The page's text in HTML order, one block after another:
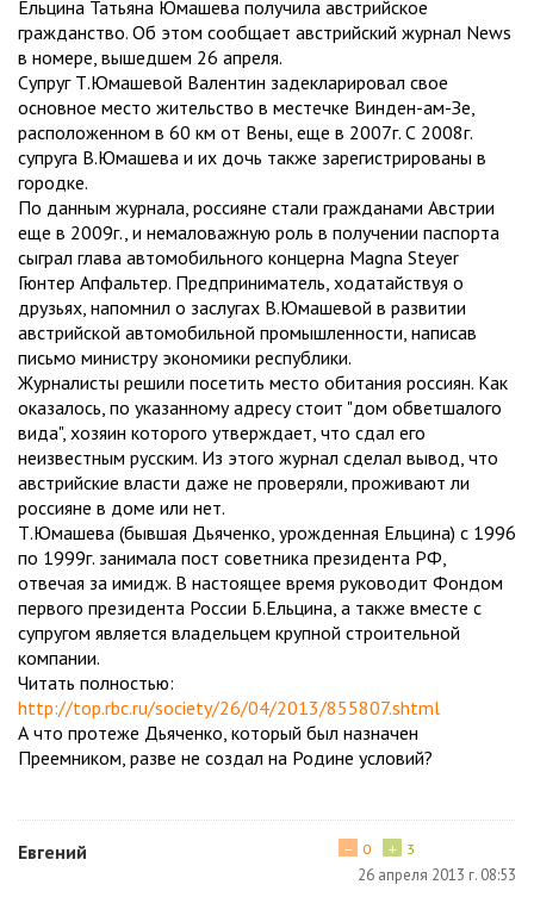
Ельцина Татьяна Юмашева получила австрийское
гражданство. Об этом сообщает австрийский журнал News
в номере, вышедшем 26 апреля.
Супруг Т.Юмашевой Валентин задекларировал свое
основное место жительство в местечке Винден-ам-Зе,
расположенном в 60 км от Вены, еще в 2007г. С 2008г.
супруга В.Юмашева и их дочь также зарегистрированы в
городке.
По данным журнала, россияне стали гражданами Австрии
еще в 2009г., и немаловажную роль в получении паспорта
сыграл глава автомобильного концерна Magna Steyer
Гюнтер Апфальтер. Предприниматель, ходатайствуя о
друзьях, напомнил о заслугах В.Юмашевой в развитии
австрийской автомобильной промышленности, написав
письмо министру экономики республики.
Журналисты решили посетить место обитания россиян. Как
оказалось, по указанному адресу стоит "дом обветшалого
вида", хозяин которого утверждает, что сдал его
неизвестным русским. Из этого журнал сделал вывод, что
австрийские власти даже не проверяли, проживают ли
россияне в доме или нет.
Т.Юмашева (бывшая Дьяченко, урожденная Ельцина) с 1996
по 1999г. занимала пост советника президента РФ,
отвечая за имидж. В настоящее время руководит Фондом
первого президента России Б.Ельцина, а также вместе с
супругом является владельцем крупной строительной
компании.
Читать полностью:
http://top.rbc.ru/society/26/04/2013/855807.shtml
А что протеже Дьяченко, который был назначен
Преемником, разве не создал на Родине условий?
Евгений + 3
− 0
26 апреля 2013 г. 08:53